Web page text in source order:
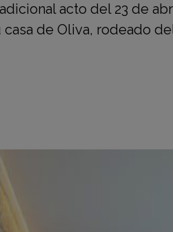
acto del 23 de
de Oliva, rodeado